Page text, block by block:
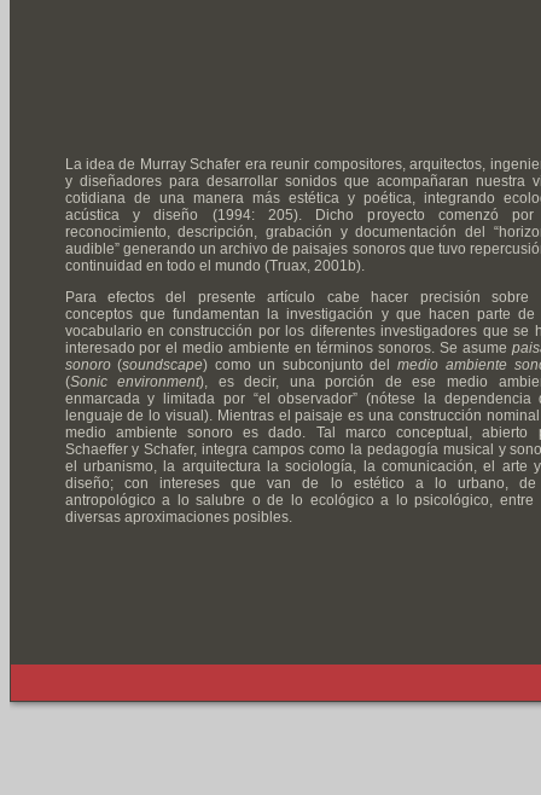
La idea de Murray Schafer era reunir compositores, arquitectos,
y diseñadores para desarrollar sonidos que acompañaran nuestra
cotidiana de una manera más estética y poética, integrando
acústica y diseño (1994: 205). Dicho proyecto comenzó
reconocimiento, descripción, grabación y documentación del
audible” generando un archivo de paisajes sonoros que tuvo
continuidad en todo el mundo (Truax, 2001b).
Para efectos del presente artículo cabe hacer precisión sobre
conceptos que fundamentan la investigación y que hacen parte de
vocabulario en construcción por los diferentes investigadores que se
interesado por el medio ambiente en términos sonoros. Se asume
sonoro(soundscape) como un subconjunto del medio ambiente
(Sonic environment), es decir, una porción de ese medio
enmarcada y limitada por “el observador” (nótese la dependencia
lenguaje de lo visual). Mientras el paisaje es una construcción
medio ambiente sonoro es dado. Tal marco conceptual, abierto
Schaeffer y Schafer, integra campos como la pedagogía musical y
el urbanismo, la arquitectura la sociología, la comunicación, el arte
diseño; con intereses que van de lo estético a lo urbano,
antropológico a lo salubre o de lo ecológico a lo psicológico, entre
diversas aproximaciones posibles.